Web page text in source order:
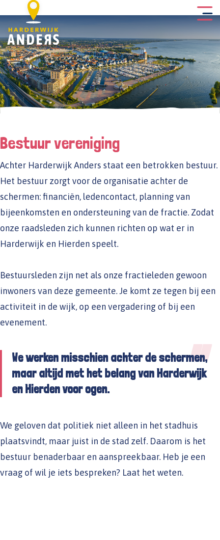
Bestuur vereniging
Achter Harderwijk Anders staat een betrokken bestuur.
Het bestuur zorgt voor de organisatie achter de
schermen: financiën, ledencontact, planning van
bijeenkomsten en ondersteuning van de fractie. Zodat
onze raadsleden zich kunnen richten op wat er in
Harderwijk en Hierden speelt.
Bestuursleden zijn net als onze fractieleden gewoon
inwoners van deze gemeente. Je komt ze tegen bij een
activiteit in de wijk, op een vergadering of bij een
evenement.
We werken misschien achter de schermen,
maar altijd met het belang van Harderwijk
en Hierden voor ogen.
We geloven dat politiek niet alleen in het stadhuis
plaatsvindt, maar juist in de stad zelf. Daarom is het
bestuur benaderbaar en aanspreekbaar. Heb je een
vraag of wil je iets bespreken? Laat het weten.